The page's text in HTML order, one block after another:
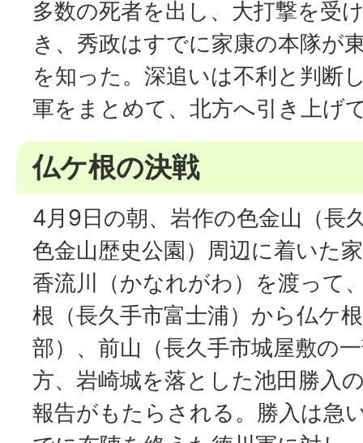
多数の死者を出し、大打撃を受
き、秀政はすでに家康の本隊が
を知った。深追いは不利と判断
軍をまとめて、北方へ引き上げ
仏ケ根の決戦
4月9日の朝、岩作の色金山（長
色金山歴史公園）周辺に着いた
香流川（かなれがわ）を渡って
根（長久手市富士浦）から仏ケ
部）、前山（長久手市城屋敷の
方、岩崎城を落とした池田勝入
報告がもたらされる。勝入は急